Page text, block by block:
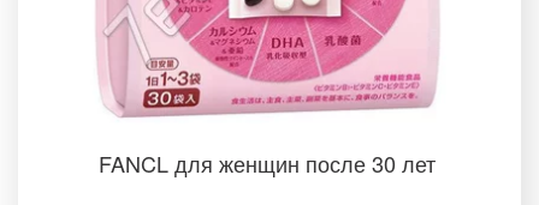
FANCL для женщин после 30 лет